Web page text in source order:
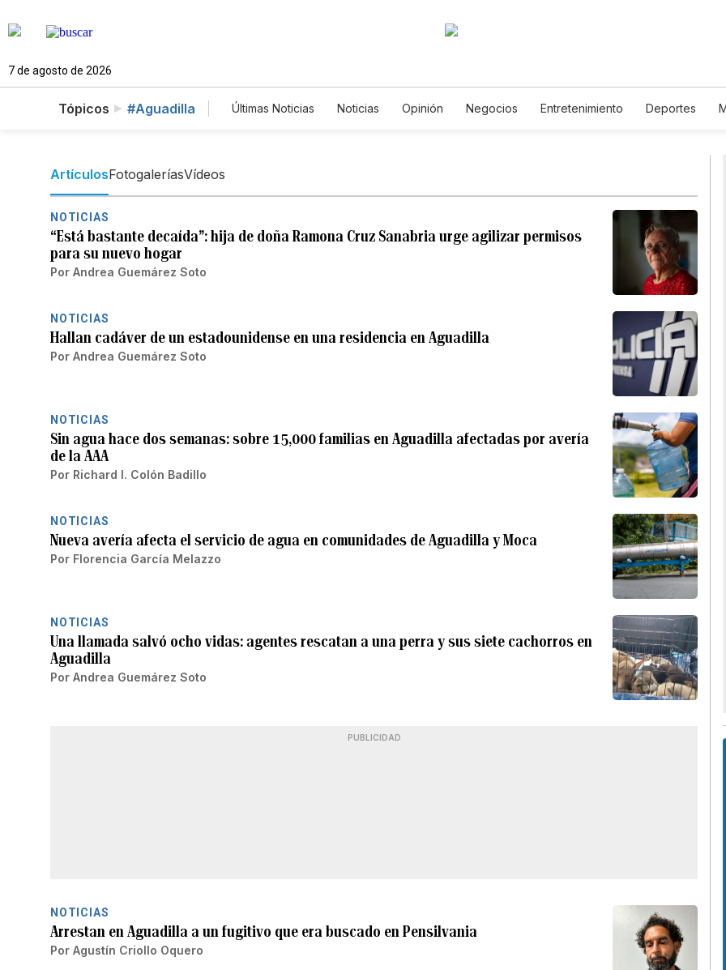
7 de agosto de 2026
Tópicos #Aguadilla Últimas Noticias Noticias Opinión Negocios Entretenimiento Deportes
ArtículosFotogaleríasVídeos
NOTICIAS
“Está bastante decaída”: hija de doña Ramona Cruz Sanabria urge agilizar permisos
para su nuevo hogar
Por Andrea Guemárez Soto
NOTICIAS
Hallan cadáver de un estadounidense en una residencia en Aguadilla
Por Andrea Guemárez Soto
NOTICIAS
Sin agua hace dos semanas: sobre 15,000 familias en Aguadilla afectadas por avería
de la AAA
Por Richard I. Colón Badillo
NOTICIAS
Nueva avería afecta el servicio de agua en comunidades de Aguadilla y Moca
Por Florencia García Melazzo
NOTICIAS
Una llamada salvó ocho vidas: agentes rescatan a una perra y sus siete cachorros en
Aguadilla
Por Andrea Guemárez Soto
PUBLICIDAD
NOTICIAS
Arrestan en Aguadilla a un fugitivo que era buscado en Pensilvania
Por Agustín Criollo Oquero